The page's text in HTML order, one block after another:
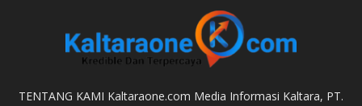
TENTANG KAMI Kaltaraone.com Media Informasi Kaltara, PT.